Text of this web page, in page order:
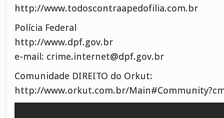
http://www.todoscontraapedofilia.com.br
Polícia Federal
http://www.dpf.gov.br
e-mail: crime.internet@dpf.gov.br
Comunidade DIREITO do Orkut:
http://www.orkut.com.br/